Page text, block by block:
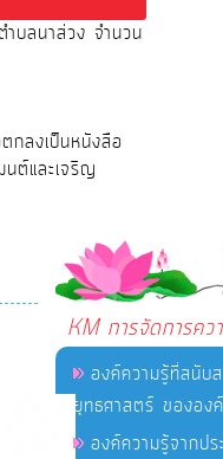
ำบลนาส่วง จำนวน
กลงเป็นหนังสือ
ต์และเจริญ
KM การจัดการคว
องค์ความรู้ที่สนั
ยุทธศาสตร์ ขององ
องค์ความรู้จากป